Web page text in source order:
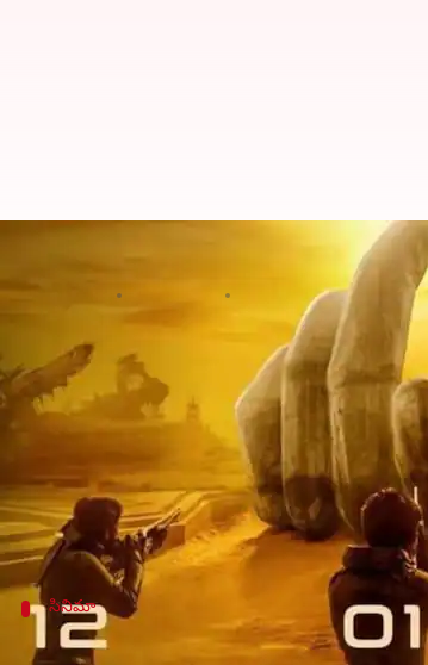
ప్రభాస్ 'ప్రాజెక్ట్ K'
ఈ వార్తాకథనం ఏంటి
రెబల్ స్టార్ ప్రభాస్
, పొడుగుకాళ్ల సుందరి
ఈ సినిమాలో అమితాబ్ బచ్చన్ కీలక పాత్ర
వాస్తవానికి ఈ సినిమాను 2024, జనవరి
ప్రాజెక్ట్ K షూటింగ్ సమయంలో అమితాబ్
సినిమా
అమితాబ్ పూర్తిగా కోలుకున్నాకే